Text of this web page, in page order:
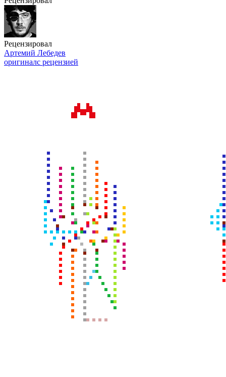
Рецензировал
Артемий Лебедев
оригиналс рецензией